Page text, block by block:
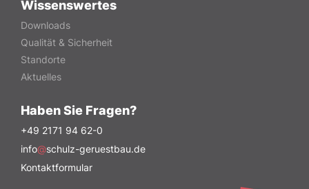
Wissenswertes
Downloads
Qualität & Sicherheit
Standorte
Aktuelles
Haben Sie Fragen?
+49 2171 94 62-0
info@schulz-geruestbau.de
Kontaktformular